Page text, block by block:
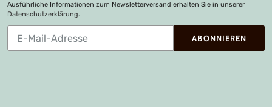
Ausführliche Informationen zum Newsletterversand erhalten Sie in unserer
Datenschutzerklärung.
unsere
ABONNIEREN